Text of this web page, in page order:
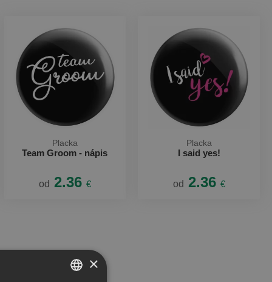
Placka
Team Groom - nápis
od 2.36 €
Placka
I said yes!
od 2.36 €
×